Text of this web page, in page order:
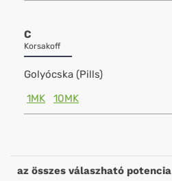
C
Korsakoff
Golyócska (Pills)
1MK
10MK
az összes válaszható potencia